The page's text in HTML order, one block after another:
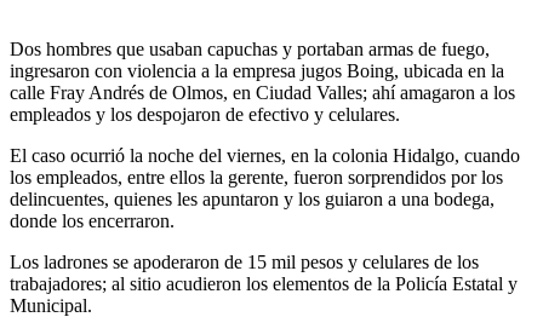
Dos hombres que usaban capuchas y portaban armas de fuego,
ingresaron con violencia a la empresa jugos Boing, ubicada en la
calle Fray Andrés de Olmos, en Ciudad Valles; ahí amagaron a los
empleados y los despojaron de efectivo y celulares.
El caso ocurrió la noche del viernes, en la colonia Hidalgo, cuando
los empleados, entre ellos la gerente, fueron sorprendidos por los
delincuentes, quienes les apuntaron y los guiaron a una bodega,
donde los encerraron.
Los ladrones se apoderaron de 15 mil pesos y celulares de los
trabajadores; al sitio acudieron los elementos de la Policía Estatal y
Municipal.